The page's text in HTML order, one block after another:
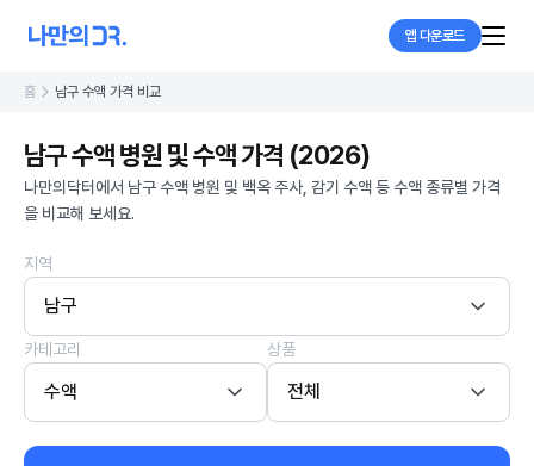
앱 다운로드
홈 남구 수액 가격 비교
남구 수액 병원 및 수액 가격 (2026)
나만의닥터에서 남구 수액 병원 및 백옥 주사, 감기 수액 등 수액 종류별 가격
을 비교해 보세요.
지역
남구
카테고리
수액
상품
전체